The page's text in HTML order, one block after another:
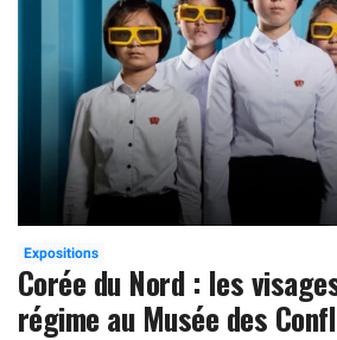
Expositions
Corée du Nord : les
régime au Musée des